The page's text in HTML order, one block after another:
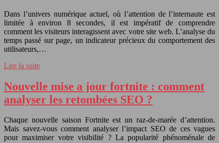
Dans l’univers numérique actuel, où l’attention de l’internaute est
limitée à environ 8 secondes, il est impératif de comprendre
comment les visiteurs interagissent avec votre site web. L’analyse du
temps passé sur page, un indicateur précieux du comportement des
utilisateurs,…
Lire la suite
Nouvelle mise a jour fortnite : comment
analyser les retombées SEO ?
Chaque nouvelle saison Fortnite est un raz-de-marée d’attention.
Mais savez-vous comment analyser l’impact SEO de ces vagues
pour maximiser votre visibilité ? La popularité phénoménale de